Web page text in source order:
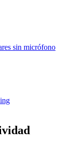
sin micrófono